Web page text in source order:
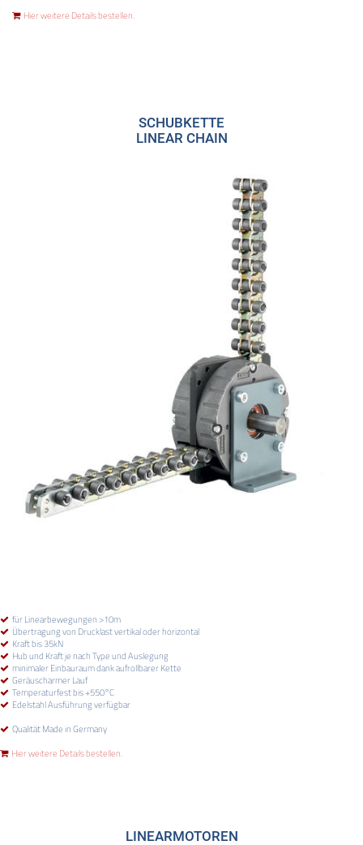
Hier weitere Details bestellen.
SCHUBKETTE
LINEAR CHAIN
für Linearbewegungen >10m
Übertragung von Drucklast vertikal oder horizontal
Kraft bis 35kN
Hub und Kraft je nach Type und Auslegung
minimaler Einbauraum dank aufrollbarer Kette
Geräuscharmer Lauf
Temperaturfest bis +550°C
Edelstahl Ausführung verfügbar
Qualität Made in Germany
Hier weitere Details bestellen.
LINEARMOTOREN